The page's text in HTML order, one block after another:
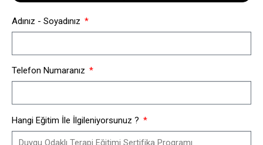
Adınız - Soyadınız
Telefon Numaranız
Hangi Eğitim İle İlgileniyorsunuz ?